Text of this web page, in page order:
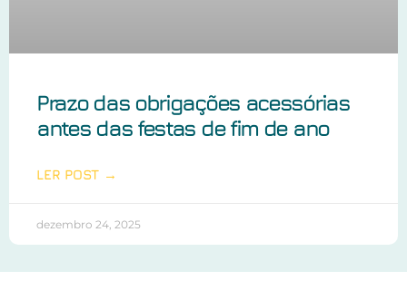
Prazo das obrigações acessórias
antes das festas de fim de ano
LER POST →
dezembro 24, 2025